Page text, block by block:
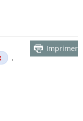
.
Imprimer